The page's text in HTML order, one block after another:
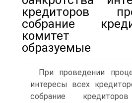
кредиторов
собрание
комитет
образуемые
При проведении
интересы всех
собрание